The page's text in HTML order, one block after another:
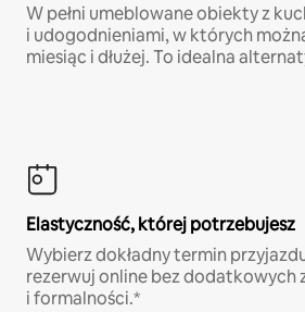
W pełni umeblowane obiekty z
i udogodnieniami, w których
miesiąc i dłużej. To idealna
Elastyczność, której potrzebujesz
Wybierz dokładny termin
rezerwuj online bez dodatkowych
i formalności.*